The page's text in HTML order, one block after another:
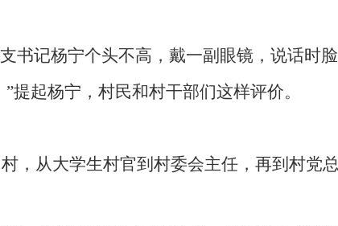
书记杨宁个头不高，戴一副眼镜，说话时
提起杨宁，村民和村干部们这样评价。
，从大学生村官到村委会主任，再到村党